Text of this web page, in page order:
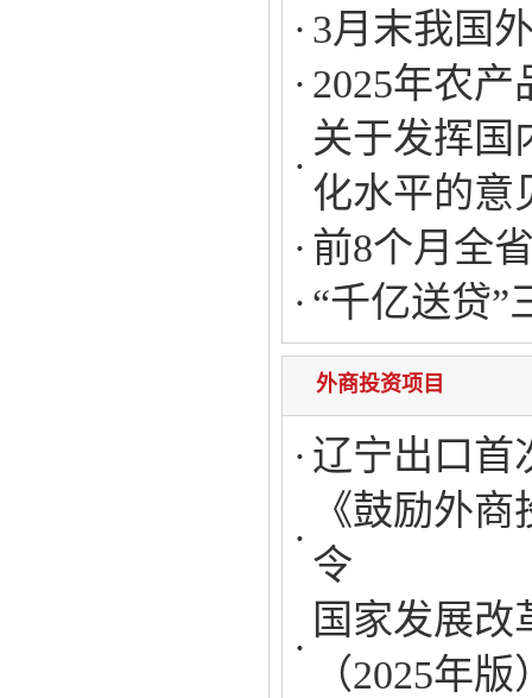
3月末我国
2025年农
关于发挥国
化水平的意
前8个月全
“千亿送贷”
外商投资项目
辽宁出口首
《鼓励外
令
国家发展
（2025年